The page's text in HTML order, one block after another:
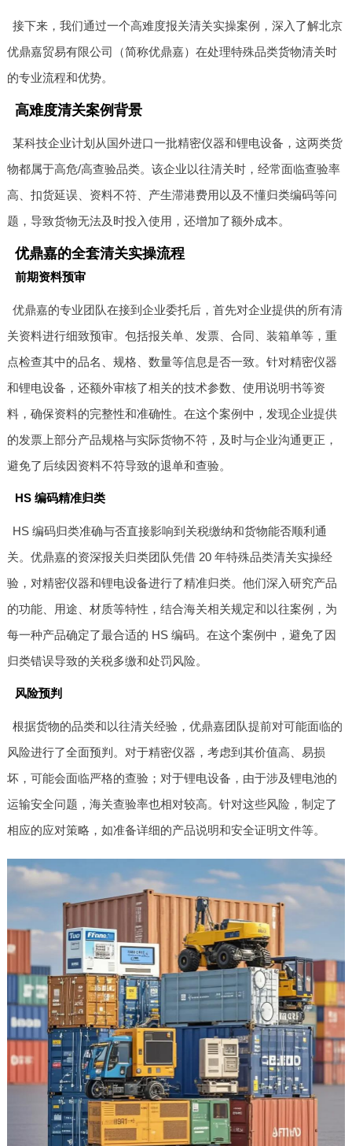
接下来，我们通过一个高难度报关清关实操案例，深入了解北京
优鼎嘉贸易有限公司（简称优鼎嘉）在处理特殊品类货物清关时
的专业流程和优势。
高难度清关案例背景
某科技企业计划从国外进口一批精密仪器和锂电设备，这两类货
物都属于高危/高查验品类。该企业以往清关时，经常面临查验率
高、扣货延误、资料不符、产生滞港费用以及不懂归类编码等问
题，导致货物无法及时投入使用，还增加了额外成本。
优鼎嘉的全套清关实操流程
前期资料预审
优鼎嘉的专业团队在接到企业委托后，首先对企业提供的所有清
关资料进行细致预审。包括报关单、发票、合同、装箱单等，重
点检查其中的品名、规格、数量等信息是否一致。针对精密仪器
和锂电设备，还额外审核了相关的技术参数、使用说明书等资
料，确保资料的完整性和准确性。在这个案例中，发现企业提供
的发票上部分产品规格与实际货物不符，及时与企业沟通更正，
避免了后续因资料不符导致的退单和查验。
HS 编码精准归类
HS 编码归类准确与否直接影响到关税缴纳和货物能否顺利通
关。优鼎嘉的资深报关归类团队凭借 20 年特殊品类清关实操经
验，对精密仪器和锂电设备进行了精准归类。他们深入研究产品
的功能、用途、材质等特性，结合海关相关规定和以往案例，为
每一种产品确定了最合适的 HS 编码。在这个案例中，避免了因
归类错误导致的关税多缴和处罚风险。
风险预判
根据货物的品类和以往清关经验，优鼎嘉团队提前对可能面临的
风险进行了全面预判。对于精密仪器，考虑到其价值高、易损
坏，可能会面临严格的查验；对于锂电设备，由于涉及锂电池的
运输安全问题，海关查验率也相对较高。针对这些风险，制定了
相应的应对策略，如准备详细的产品说明和安全证明文件等。